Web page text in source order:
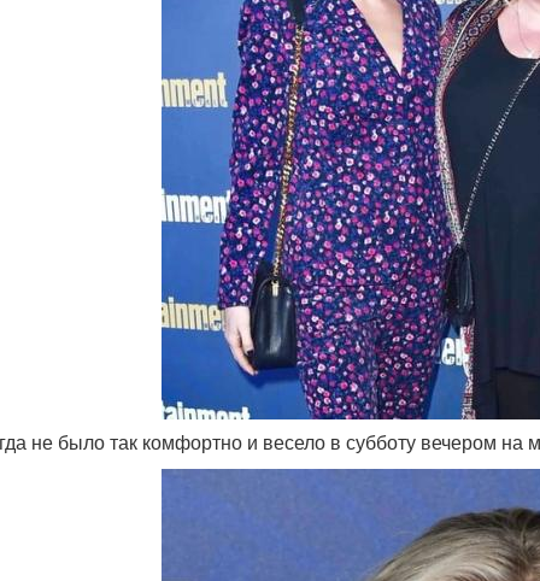
не было так комфортно и весело в субботу вечером на